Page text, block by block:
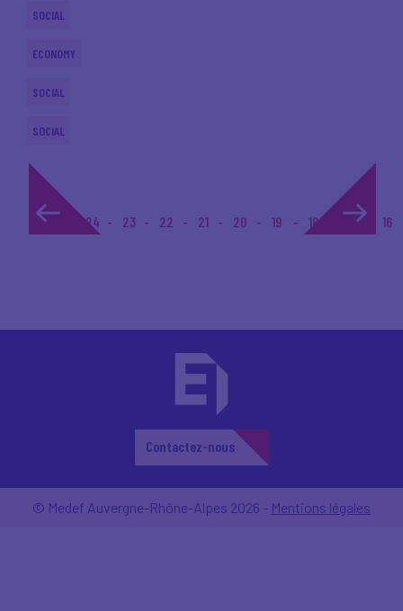
SOCIAL
ECONOMY
SOCIAL
SOCIAL
1... 24 23 22 21 20 19 18 16
Contactez-nous
© Medef Auvergne-Rhône-Alpes 2026 - Mentions légales